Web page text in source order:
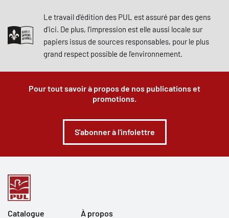
Le travail d'édition des PUL est assuré par des gens
d'ici. De plus, l'impression est elle aussi locale sur
papiers issus de sources responsables, pour le plus
grand respect possible de l'environnement.
Pour tout savoir à propos de nos publications et
promotions.
S'abonner à l'infolettre
Catalogue À propos